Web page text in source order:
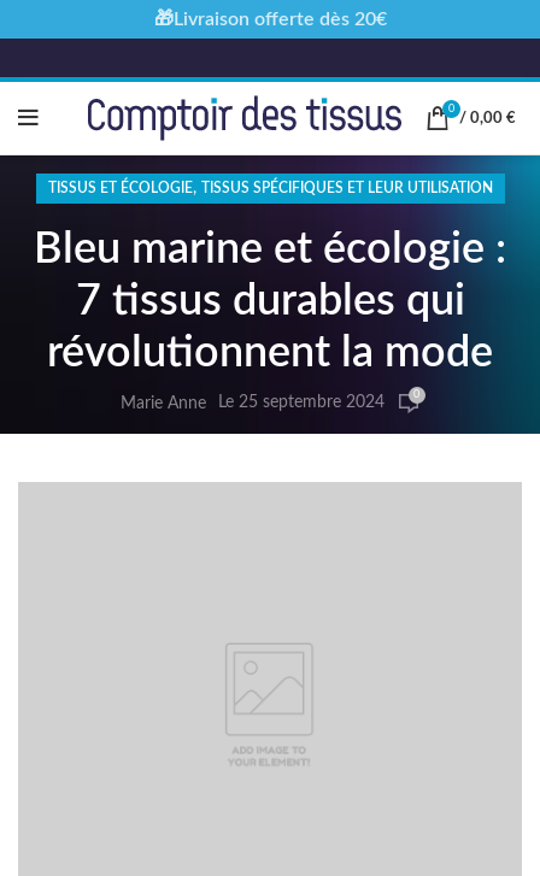
0
/ 0,00 €
TISSUS ET ÉCOLOGIE, TISSUS SPÉCIFIQUES ET LEUR UTILISATION
Bleu marine et écologie :
7 tissus durables qui
révolutionnent la mode
Marie Anne Le 25 septembre 2024 0
🎁Livraison offerte dès 20€